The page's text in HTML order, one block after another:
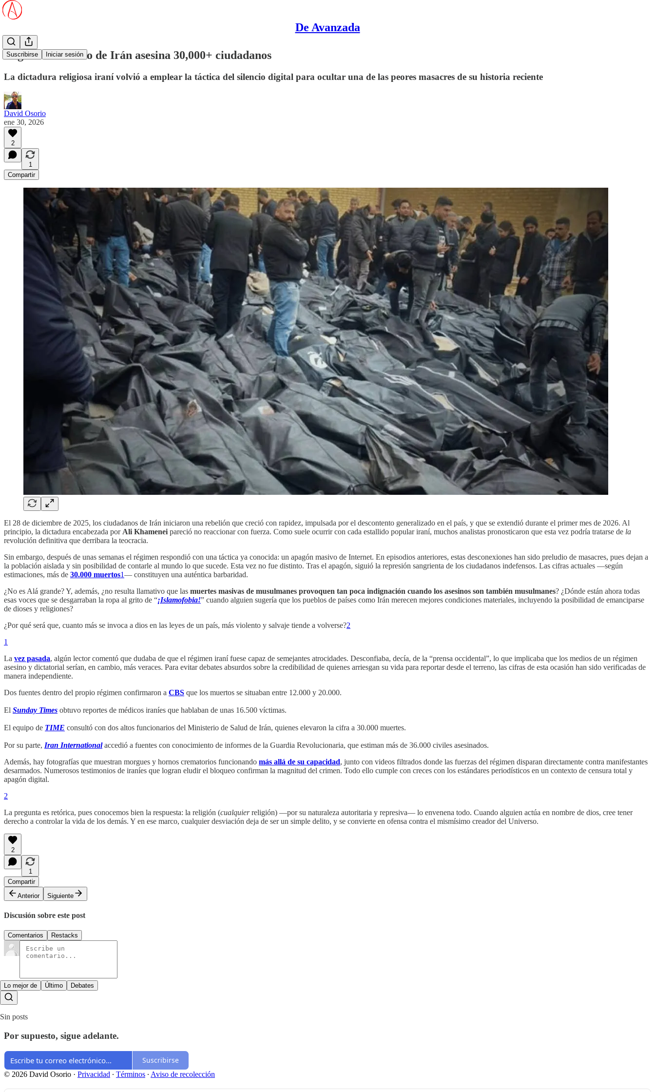
De Avanzada
Suscribirse Iniciar sesión
Régimen islámico de Irán asesina 30,000+ ciudadanos
La dictadura religiosa iraní volvió a emplear la táctica del silencio digital para ocultar una de las peores masacres de su historia reciente
David Osorio
ene 30, 2026
2
1
Compartir
El 28 de diciembre de 2025, los ciudadanos de Irán iniciaron una rebelión que creció con rapidez, impulsada por el descontento generalizado en el país, y que se extendió durante el primer mes de 2026. Al
principio, la dictadura encabezada por Ali Khamenei pareció no reaccionar con fuerza. Como suele ocurrir con cada estallido popular iraní, muchos analistas pronosticaron que esta vez podría tratarse de la
revolución definitiva que derribara la teocracia.
Sin embargo, después de unas semanas el régimen respondió con una táctica ya conocida: un apagón masivo de Internet. En episodios anteriores, estas desconexiones han sido preludio de masacres, pues dejan a
la población aislada y sin posibilidad de contarle al mundo lo que sucede. Esta vez no fue distinto. Tras el apagón, siguió la represión sangrienta de los ciudadanos indefensos. Las cifras actuales —según
estimaciones, más de 30.000 muertos1— constituyen una auténtica barbaridad.
¿No es Alá grande? Y, además, ¿no resulta llamativo que las muertes masivas de musulmanes provoquen tan poca indignación cuando los asesinos son también musulmanes? ¿Dónde están ahora todas
esas voces que se desgarraban la ropa al grito de “¡Islamofobia!” cuando alguien sugería que los pueblos de países como Irán merecen mejores condiciones materiales, incluyendo la posibilidad de emanciparse
de dioses y religiones?
¿Por qué será que, cuanto más se invoca a dios en las leyes de un país, más violento y salvaje tiende a volverse?2
1
La vez pasada, algún lector comentó que dudaba de que el régimen iraní fuese capaz de semejantes atrocidades. Desconfiaba, decía, de la “prensa occidental”, lo que implicaba que los medios de un régimen
asesino y dictatorial serían, en cambio, más veraces. Para evitar debates absurdos sobre la credibilidad de quienes arriesgan su vida para reportar desde el terreno, las cifras de esta ocasión han sido verificadas de
manera independiente.
Dos fuentes dentro del propio régimen confirmaron a CBS que los muertos se situaban entre 12.000 y 20.000.
El Sunday Times obtuvo reportes de médicos iraníes que hablaban de unas 16.500 víctimas.
El equipo de TIME consultó con dos altos funcionarios del Ministerio de Salud de Irán, quienes elevaron la cifra a 30.000 muertes.
Por su parte, Iran Internationalaccedió a fuentes con conocimiento de informes de la Guardia Revolucionaria, que estiman más de 36.000 civiles asesinados.
Además, hay fotografías que muestran morgues y hornos crematorios funcionando más allá de su capacidad, junto con videos filtrados donde las fuerzas del régimen disparan directamente contra manifestantes
desarmados. Numerosos testimonios de iraníes que logran eludir el bloqueo confirman la magnitud del crimen. Todo ello cumple con creces con los estándares periodísticos en un contexto de censura total y
apagón digital.
2
La pregunta es retórica, pues conocemos bien la respuesta: la religión (cualquierreligión) —por su naturaleza autoritaria y represiva— lo envenena todo. Cuando alguien actúa en nombre de dios, cree tener
derecho a controlar la vida de los demás. Y en ese marco, cualquier desviación deja de ser un simple delito, y se convierte en ofensa contra el mismísimo creador del Universo.
2
1
Compartir
Anterior
Siguiente
Discusión sobre este post
Comentarios Restacks
Lo mejor de Último Debates
Sin posts
Por supuesto, sigue adelante.
Suscribirse
© 2026 David Osorio · Privacidad ∙ Términos ∙ Aviso de recolección